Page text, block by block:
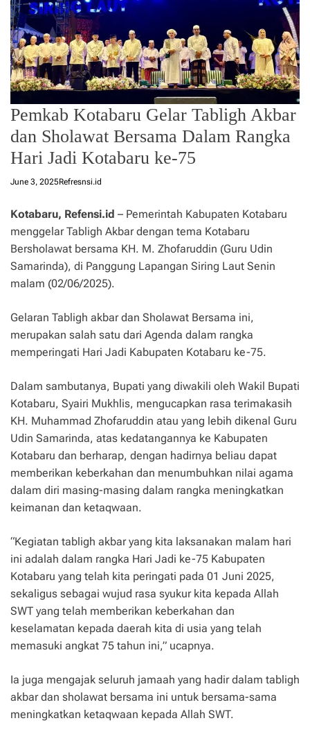
Pemkab Kotabaru Gelar Tabligh Akbar
dan Sholawat Bersama Dalam Rangka
Hari Jadi Kotabaru ke-75
June 3, 2025Refresnsi.id
Kotabaru, Refensi.id – Pemerintah Kabupaten Kotabaru
menggelar Tabligh Akbar dengan tema Kotabaru
Bersholawat bersama KH. M. Zhofaruddin (Guru Udin
Samarinda), di Panggung Lapangan Siring Laut Senin
malam (02/06/2025).
Gelaran Tabligh akbar dan Sholawat Bersama ini,
merupakan salah satu dari Agenda dalam rangka
memperingati Hari Jadi Kabupaten Kotabaru ke-75.
Dalam sambutanya, Bupati yang diwakili oleh Wakil Bupati
Kotabaru, Syairi Mukhlis, mengucapkan rasa terimakasih
KH. Muhammad Zhofaruddin atau yang lebih dikenal Guru
Udin Samarinda, atas kedatangannya ke Kabupaten
Kotabaru dan berharap, dengan hadirnya beliau dapat
memberikan keberkahan dan menumbuhkan nilai agama
dalam diri masing-masing dalam rangka meningkatkan
keimanan dan ketaqwaan.
“Kegiatan tabligh akbar yang kita laksanakan malam hari
ini adalah dalam rangka Hari Jadi ke-75 Kabupaten
Kotabaru yang telah kita peringati pada 01 Juni 2025,
sekaligus sebagai wujud rasa syukur kita kepada Allah
SWT yang telah memberikan keberkahan dan
keselamatan kepada daerah kita di usia yang telah
memasuki angkat 75 tahun ini,” ucapnya.
Ia juga mengajak seluruh jamaah yang hadir dalam tabligh
akbar dan sholawat bersama ini untuk bersama-sama
meningkatkan ketaqwaan kepada Allah SWT.